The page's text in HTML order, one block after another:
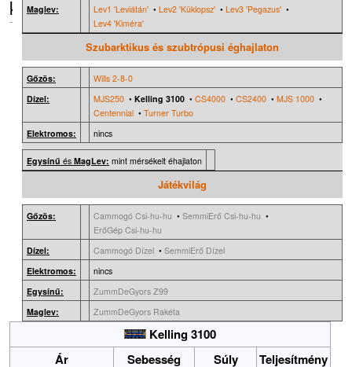
Maglev:
Lev1 'Leviátán' • Lev2 'Küklopsz' • Lev3 'Pegazus' •
Lev4 'Kiméra'
Szubarktikus és szubtrópusi éghajlaton
Gőzös:
Wills 2-8-0
Dízel:
MJS250 • Kelling 3100 • CS4000 • CS2400 • MJS 1000 •
Centennial • Turner Turbo
Elektromos:
nincs
Egysínű és MagLev: mint mérsékelt éhajlaton
Játékvilág
Gőzös: Cammogó Csi-hu-hu • SemmiErő Csi-hu-hu •
ErőGép Csi-hu-hu
Dízel:
Cammogó Dízel • SemmiErő Dízel
Elektromos:
nincs
Egysínű:
ZummDeGyors Z99
Maglev:
ZummDeGyors Rakéta
k
Kelling 3100
Ár
Sebesség Súly Teljesítmény